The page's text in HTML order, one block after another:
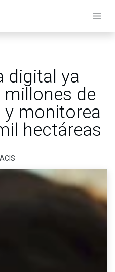
digital ya
de
monitorea
hectáreas
ACIS